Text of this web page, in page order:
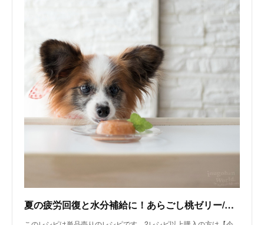
夏の疲労回復と水分補給に！あらごし桃ゼリー/単品購入（手作り犬おやつレシピ） | 犬ごはん先生 いちかわあやこ | note